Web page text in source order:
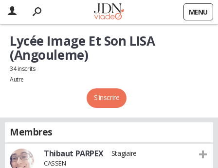
MENU
S'inscrire
Lycée Image Et Son LISA
(Angouleme)
34 inscrits
Autre
Membres
Thibaut PARPEX
CASSEN
Stagiaire